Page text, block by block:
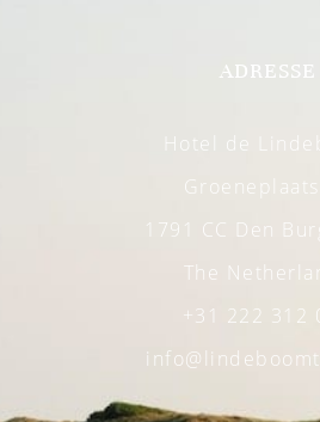
ADRESSE
Hotel de
1791 CC Den
The
+31 222 312